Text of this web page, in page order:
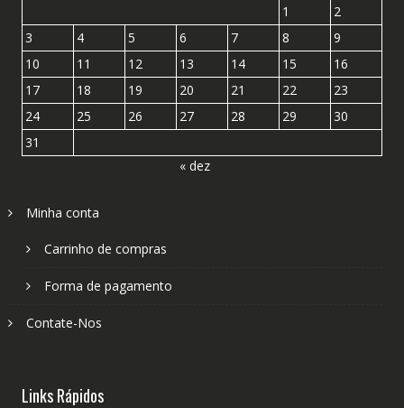
1
2
3
4 5 6 7 8
9
10
11 12 13 14 15
16
17
18 19 20 21 22
23
24
25 26 27 28 29
30
31
« dez
Minha conta
Carrinho de compras
Forma de pagamento
Contate-Nos
Links Rápidos